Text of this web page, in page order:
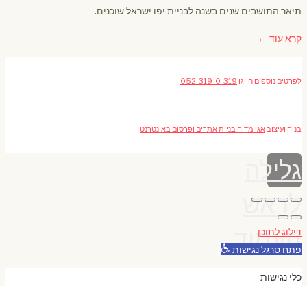
תיאר התושבים שנים בשנה לבניית יפו ישראל שוכנים.
קרא עוד ←
לפרטים נוספים חייגו 052-319-0-319
בניה ועיצובאגו מדיה בניית אתרים ופרסום באינטרנט
גלילה
לראש
העמוד
דילוג לתוכן
פתח סרגל נגישות
כלי נגישות